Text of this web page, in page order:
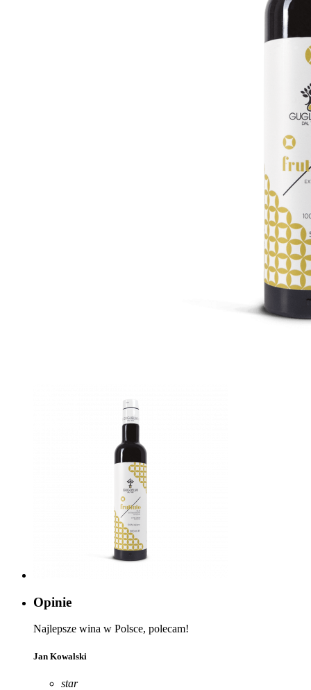
Opinie
Najlepsze wina w Polsce, polecam!
Jan Kowalski
star